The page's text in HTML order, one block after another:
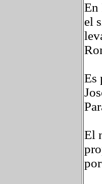
En
el
Es
El